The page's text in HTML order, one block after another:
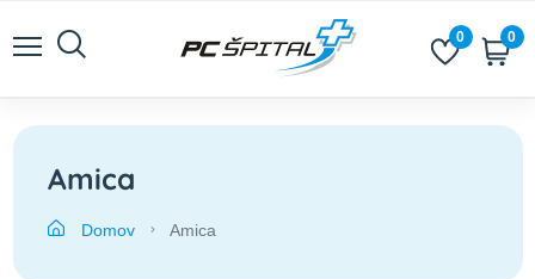
0 0
Amica
Domov Amica